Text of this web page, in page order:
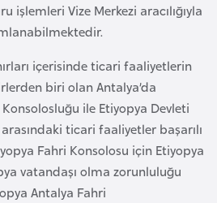
işlemleri Vize Merkezi aracılığıyla
içerisinde ticari faaliyetlerin
biri olan Antalya’da
ile Etiyopya Devleti
ticari faaliyetler başarılı
Fahri Konsolosu için Etiyopya
vatandaşı olma zorunluluğu
Antalya Fahri